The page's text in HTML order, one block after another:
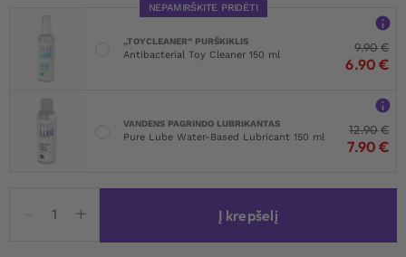
NEPAMIRŠKITE PRIDĖTI
„TOYCLEANER“ PURŠKIKLIS
Antibacterial Toy Cleaner 150 ml
9.90€
6.90 €
VANDENS PAGRINDO LUBRIKANTAS
Pure Lube Water-Based Lubricant 150 ml
12.90€
7.90 €
kiekis:
Monster
Į krepšelį